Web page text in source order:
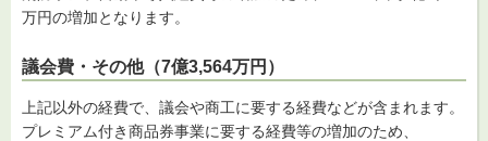
万円の増加となります。
議会費・その他（7億3,564万円）
上記以外の経費で、議会や商工に要する経費などが含まれます。
プレミアム付き商品券事業に要する経費等の増加のため、